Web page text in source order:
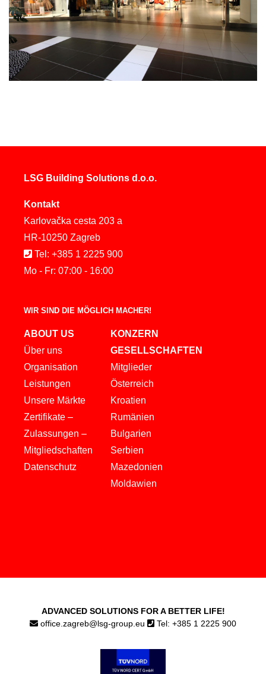
LSG Building Solutions d.o.o.
Kontakt
Karlovačka cesta 203 a
HR-10250 Zagreb
Tel: +385 1 2225 900
Mo - Fr: 07:00 - 16:00
WIR SIND DIE MÖGLICH MACHER!
ABOUT US
Über uns
Organisation
Leistungen
Unsere Märkte
Zertifikate –
Zulassungen –
Mitgliedschaften
Datenschutz
KONZERN
GESELLSCHAFTEN
Mitglieder
Österreich
Kroatien
Rumänien
Bulgarien
Serbien
Mazedonien
Moldawien
ADVANCED SOLUTIONS FOR A BETTER LIFE!
office.zagreb@lsg-group.eu
Tel: +385 1 2225 900